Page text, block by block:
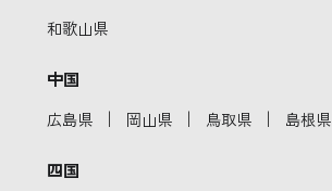
和歌山県
中国
広島県 ｜ 岡山県 ｜ 鳥取県 ｜ 島根県
四国